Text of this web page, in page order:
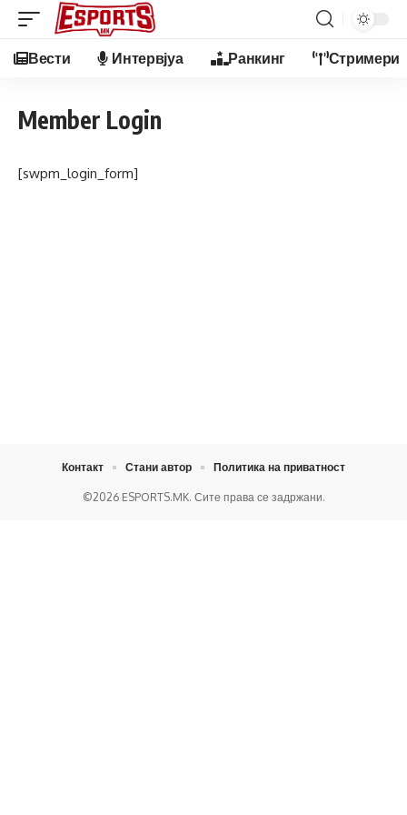
Вести Интервјуа Ранкинг Стримери
Member Login
[swpm_login_form]
©2026 ESPORTS.MK. Сите права се задржани.
Контакт Стани автор Политика на приватност